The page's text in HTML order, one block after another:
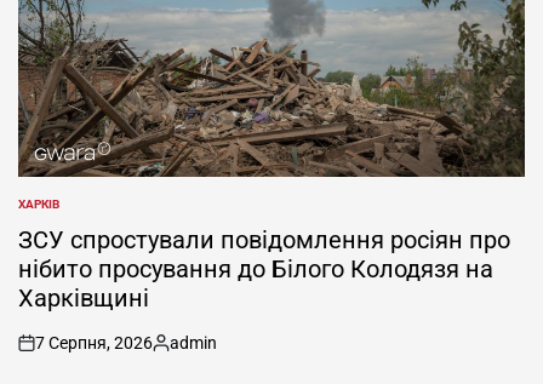
ОПУБЛІКУВАТИ
У
ХАРКІВ
ЗСУ спростували повідомлення росіян про
нібито просування до Білого Колодязя на
Харківщині
on
7 Серпня, 2026
Опубліковано
admin